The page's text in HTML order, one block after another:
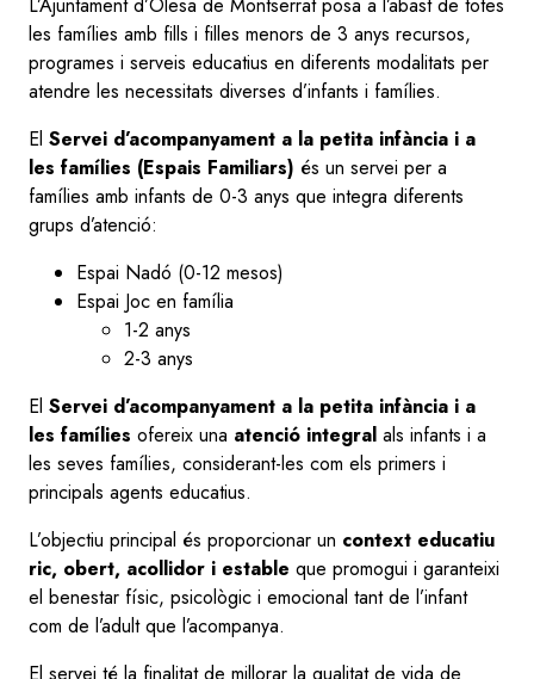
L’Ajuntament d’Olesa de Montserrat posa a l’abast de totes
les famílies amb fills i filles menors de 3 anys recursos,
programes i serveis educatius en diferents modalitats per
atendre les necessitats diverses d’infants i famílies.
El Servei d’acompanyament a la petita infància i a
les famílies (Espais Familiars) és un servei per a
famílies amb infants de 0-3 anys que integra diferents
grups d’atenció:
Espai Nadó (0-12 mesos)
Espai Joc en família
1-2 anys
2-3 anys
El Servei d’acompanyament a la petita infància i a
les famílies ofereix una atenció integral als infants i a
les seves famílies, considerant-les com els primers i
principals agents educatius.
L’objectiu principal és proporcionar un context educatiu
ric, obert, acollidor i estable que promogui i garanteixi
el benestar físic, psicològic i emocional tant de l’infant
com de l’adult que l’acompanya.